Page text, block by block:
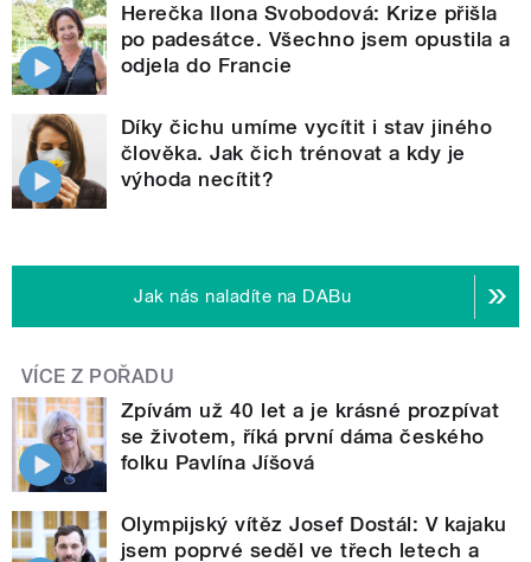
Herečka Ilona Svobodová: Krize přišla
po padesátce. Všechno jsem opustila a
odjela do Francie
Díky čichu umíme vycítit i stav jiného
člověka. Jak čich trénovat a kdy je
výhoda necítit?
Jak nás naladíte na DABu
VÍCE Z POŘADU
Zpívám už 40 let a je krásné prozpívat
se životem, říká první dáma českého
folku Pavlína Jíšová
Olympijský vítěz Josef Dostál: V kajaku
jsem poprvé seděl ve třech letech a